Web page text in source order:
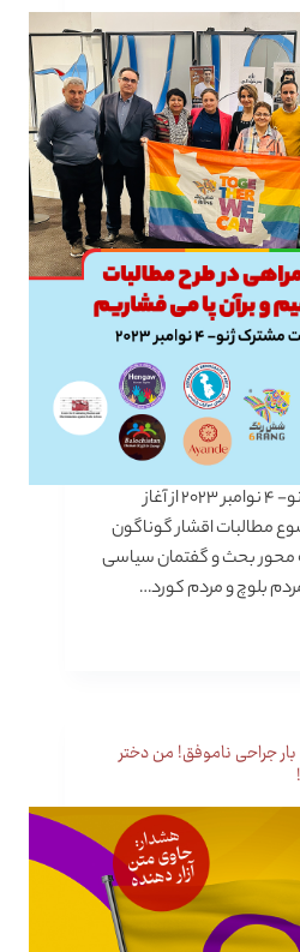
بیانیه پایانی نشست مشترك ژنو- ۴ نوامبر ۲۰۲۳ از آغاز
مطالبات اقشار گوناگون
محور بحث و گفتمان سیاسی
بلوچ و مردم کورد…
جراحی ناموفق! من دختر